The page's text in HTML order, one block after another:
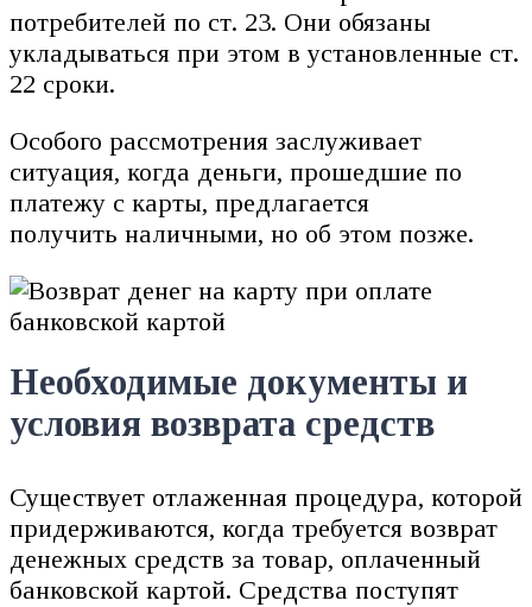
потребителей по ст. 23. Они обязаны
укладываться при этом в установленные ст.
22 сроки.
Особого рассмотрения заслуживает
ситуация, когда деньги, прошедшие по
платежу с карты, предлагается
получить наличными, но об этом позже.
Необходимые документы и
условия возврата средств
Существует отлаженная процедура, которой
придерживаются, когда требуется возврат
денежных средств за товар, оплаченный
банковской картой. Средства поступят